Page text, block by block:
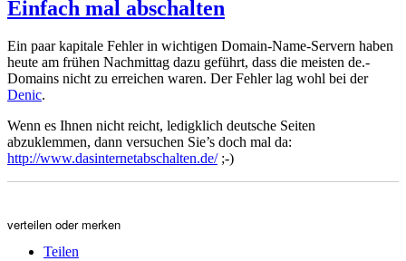
Einfach mal abschalten
Ein paar kapitale Fehler in wichtigen Domain-Name-Servern haben
heute am frühen Nachmittag dazu geführt, dass die meisten de.-
Domains nicht zu erreichen waren. Der Fehler lag wohl bei der
Denic.
Wenn es Ihnen nicht reicht, ledigklich deutsche Seiten
abzuklemmen, dann versuchen Sie’s doch mal da:
http://www.dasinternetabschalten.de/;-)
verteilen oder merken
Teilen